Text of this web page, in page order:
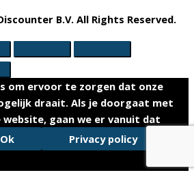
B.V. All Rights Reserved.
om ervoor te zorgen dat onze
draait. Als je doorgaat met
gaan we er vanuit dat
Ok Privacy policy